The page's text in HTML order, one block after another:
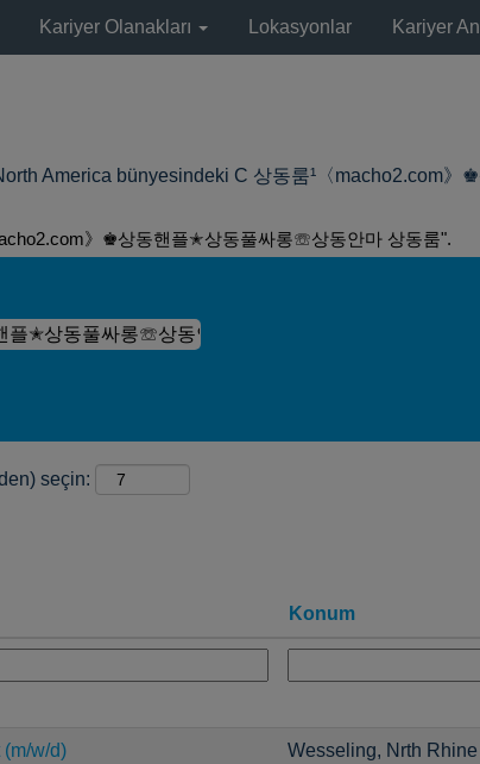
Kariyer Olanakları Lokasyonlar Kariyer
America bünyesindeki C 상동룸¹〈macho2.com
》♚상동핸플✭상동풀싸롱☏상동안마 상동룸".
seçin:
Konum
w/d)
Wesseling, Nrth